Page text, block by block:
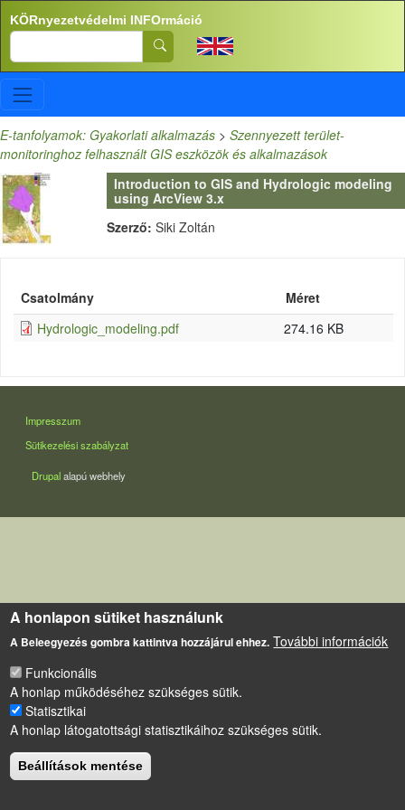
Ugrás a tartalomra
KÖRnyezetvédelmi INFOrmáció
Search
E-tanfolyamok: Gyakorlati alkalmazás > Szennyezett terület-
monitoringhoz felhasznált GIS eszközök és alkalmazások
Introduction to GIS and Hydrologic modeling
using ArcView 3.x
Szerző: Siki Zoltán
Csatolmány
Méret
Hydrologic_modeling.pdf
274.16 KB
LÁBLÉC
Impresszum
Sütikezelési szabályzat
Drupalalapú webhely
A honlapon sütiket használunk
A Beleegyezés gombra kattintva hozzájárul ehhez. További információk
Funkcionális
A honlap működéséhez szükséges sütik.
Statisztikai
A honlap látogatottsági statisztikáihoz szükséges sütik.
Beállítások mentése